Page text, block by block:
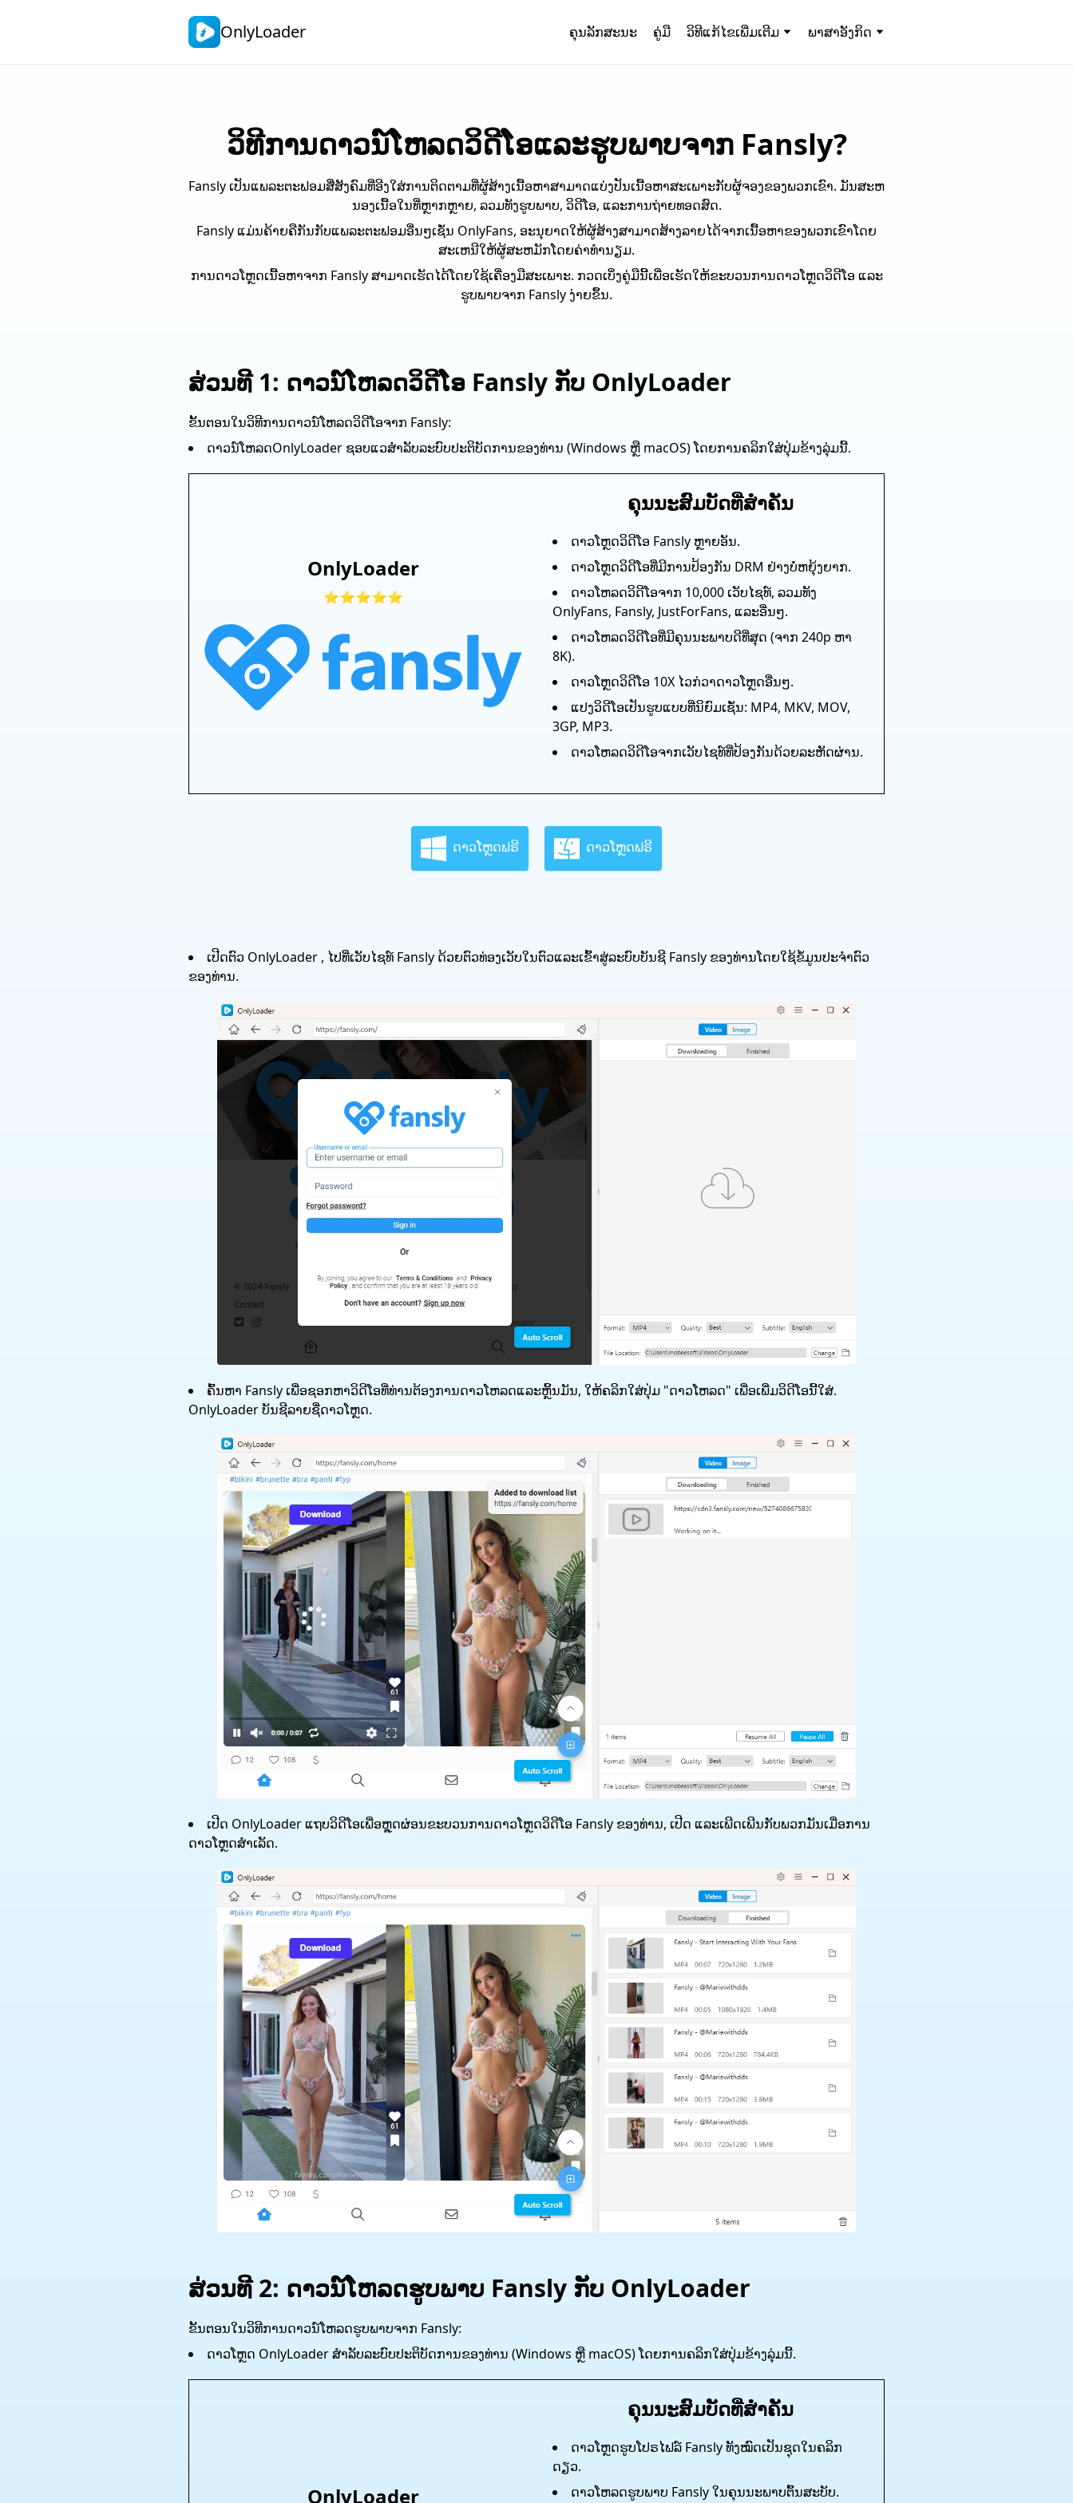
OnlyLoader ຄຸນ​ລັກ​ສະ​ນະ ຄູ່ມື ວິທີແກ້ໄຂເພີ່ມເຕີມ ພາສາອັງກິດ
ວິ​ທີ​ການ​ດາວ​ນ​໌​ໂຫລດ​ວິ​ດີ​ໂອ​ແລະ​ຮູບ​ພາບ​ຈາກ Fansly​?
Fansly ເປັນແພລະຕະຟອມສື່ສັງຄົມທີ່ອີງໃສ່ການຕິດຕາມທີ່ຜູ້ສ້າງເນື້ອຫາສາມາດແບ່ງປັນເນື້ອຫາສະເພາະກັບຜູ້ຈອງຂອງພວກເຂົາ. ມັນສະຫ
ນອງເນື້ອໃນທີ່ຫຼາກຫຼາຍ, ລວມທັງຮູບພາບ, ວິດີໂອ, ແລະການຖ່າຍທອດສົດ.
Fansly ແມ່ນຄ້າຍຄືກັນກັບແພລະຕະຟອມອື່ນໆເຊັ່ນ OnlyFans, ອະນຸຍາດໃຫ້ຜູ້ສ້າງສາມາດສ້າງລາຍໄດ້ຈາກເນື້ອຫາຂອງພວກເຂົາໂດຍ
ສະເຫນີໃຫ້ຜູ້ສະຫມັກໂດຍຄ່າທໍານຽມ.
ການດາວໂຫຼດເນື້ອຫາຈາກ Fansly ສາມາດເຮັດໄດ້ໂດຍໃຊ້ເຄື່ອງມືສະເພາະ. ກວດເບິ່ງຄູ່ມືນີ້ເພື່ອເຮັດໃຫ້ຂະບວນການດາວໂຫຼດວິດີໂອ ແລະ
ຮູບພາບຈາກ Fansly ງ່າຍຂຶ້ນ.
ສ່ວນທີ 1: ດາວນ໌ໂຫລດວິດີໂອ Fansly ກັບ OnlyLoader
ຂັ້ນ​ຕອນ​ໃນ​ວິ​ທີ​ການ​ດາວ​ນ​໌​ໂຫລດ​ວິ​ດີ​ໂອ​ຈາກ Fansly​:
ດາວ​ນ​໌​ໂຫລດ​ OnlyLoader ຊອບແວສໍາລັບລະບົບປະຕິບັດການຂອງທ່ານ (Windows ຫຼື macOS) ໂດຍການຄລິກໃສ່ປຸ່ມຂ້າງລຸ່ມນີ້.
OnlyLoader
⭐⭐⭐⭐⭐
ຄຸນນະສົມບັດທີ່ສໍາຄັນ
ດາວໂຫຼດວິດີໂອ Fansly ຫຼາຍອັນ.
ດາວໂຫຼດວິດີໂອທີ່ມີການປ້ອງກັນ DRM ຢ່າງບໍ່ຫຍຸ້ງຍາກ.
ດາວໂຫລດວິດີໂອຈາກ 10,000 ເວັບໄຊທ໌, ລວມທັງ
OnlyFans, Fansly, JustForFans, ແລະອື່ນໆ.
ດາວໂຫລດວິດີໂອທີ່ມີຄຸນນະພາບດີທີ່ສຸດ (ຈາກ 240p ຫາ
8K).
ດາວ​ໂຫຼດ​ວິ​ດີ​ໂອ 10X ໄວ​ກ​່​ວາ​ດາວ​ໂຫຼດ​ອື່ນໆ​.
ແປງວິດີໂອເປັນຮູບແບບທີ່ນິຍົມເຊັ່ນ: MP4, MKV, MOV,
3GP, MP3.
ດາວໂຫລດວິດີໂອຈາກເວັບໄຊທ໌ທີ່ປ້ອງກັນດ້ວຍລະຫັດຜ່ານ.
ດາວໂຫຼດຟຣີ ດາວໂຫຼດຟຣີ
ເປີດຕົວ OnlyLoader , ໄປທີ່ເວັບໄຊທ໌ Fansly ດ້ວຍຕົວທ່ອງເວັບໃນຕົວແລະເຂົ້າສູ່ລະບົບບັນຊີ Fansly ຂອງທ່ານໂດຍໃຊ້ຂໍ້ມູນປະຈໍາຕົວ
ຂອງທ່ານ.
ຄົ້ນຫາ Fansly ເພື່ອຊອກຫາວິດີໂອທີ່ທ່ານຕ້ອງການດາວໂຫລດແລະຫຼິ້ນມັນ, ໃຫ້ຄລິກໃສ່ປຸ່ມ "ດາວໂຫລດ" ເພື່ອເພີ່ມວິດີໂອນີ້ໃສ່.
OnlyLoader ບັນຊີລາຍຊື່ດາວໂຫຼດ.
ເປີດ OnlyLoader ແຖບວິດີໂອເພື່ອຫຼຸດຜ່ອນຂະບວນການດາວໂຫຼດວິດີໂອ Fansly ຂອງທ່ານ, ເປີດ ແລະເພີດເພີນກັບພວກມັນເມື່ອການ
ດາວໂຫຼດສໍາເລັດ.
ສ່ວນທີ 2: ດາວນ໌ໂຫລດຮູບພາບ Fansly ກັບ OnlyLoader
ຂັ້ນ​ຕອນ​ໃນ​ວິ​ທີ​ການ​ດາວ​ນ​໌​ໂຫລດ​ຮູບ​ພາບ​ຈາກ Fansly​:
ດາວໂຫຼດ OnlyLoader ສໍາລັບລະບົບປະຕິບັດການຂອງທ່ານ (Windows ຫຼື macOS) ໂດຍການຄລິກໃສ່ປຸ່ມຂ້າງລຸ່ມນີ້.
OnlyLoader
ຄຸນນະສົມບັດທີ່ສໍາຄັນ
ດາວໂຫຼດຮູບໂປຣໄຟລ໌ Fansly ທັງໝົດເປັນຊຸດໃນຄລິກ
ດຽວ.
ດາວໂຫລດຮູບພາບ Fansly ໃນຄຸນນະພາບຕົ້ນສະບັບ.